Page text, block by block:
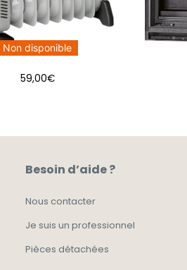
Non disponible
59,00€
Besoin d’aide ?
Nous contacter
Je suis un professionnel
Pièces détachées